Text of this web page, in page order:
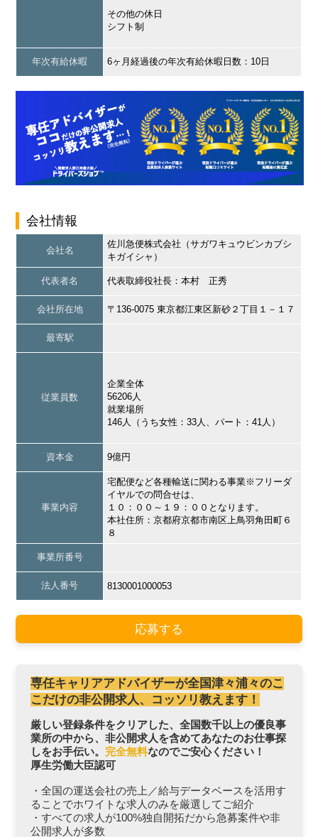
その他の休日
シフト制
年次有給休暇 6ヶ月経過後の年次有給休暇日数：10日
会社情報
会社名
佐川急便株式会社（サガワキュウビンカブシ
キガイシャ）
代表者名 代表取締役社長：本村 正秀
会社所在地 〒136-0075 東京都江東区新砂２丁目１－１７
最寄駅
従業員数
企業全体
56206人
就業場所
146人（うち女性：33人、パート：41人）
資本金 9億円
事業内容
宅配便など各種輸送に関わる事業※フリーダ
イヤルでの問合せは、
１０：００～１９：００となります。
本社住所：京都府京都市南区上鳥羽角田町６
８
事業所番号
法人番号 8130001000053
応募する
専任キャリアアドバイザーが全国津々浦々のこ
こだけの非公開求人、コッソリ教えます！
厳しい登録条件をクリアした、全国数千以上の優良事
業所の中から、非公開求人を含めてあなたのお仕事探
しをお手伝い。 完全無料なのでご安心ください！
厚生労働大臣認可
・全国の運送会社の売上／給与データベースを活用す
ることでホワイトな求人のみを厳選してご紹介
・すべての求人が100%独自開拓だから急募案件や非
公開求人が多数